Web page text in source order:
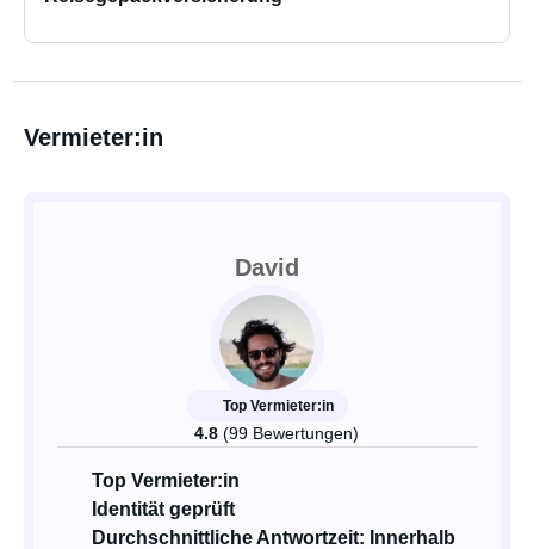
Glasschäden beträgt der Selbstbehalt 300.-
- Für zusätzliche CHF 10.- / Tag kann ein Parkplatz vor
Zusatzpauschale von CHF 90.-. Der Van muss zudem
OHNE jegliche Tierspuren zurückgegeben worden
Vermieter:in
David
Top Vermieter:in
4.8 (99 Bewertungen)
Top Vermieter:in
Identität geprüft
Durchschnittliche Antwortzeit: Innerhalb